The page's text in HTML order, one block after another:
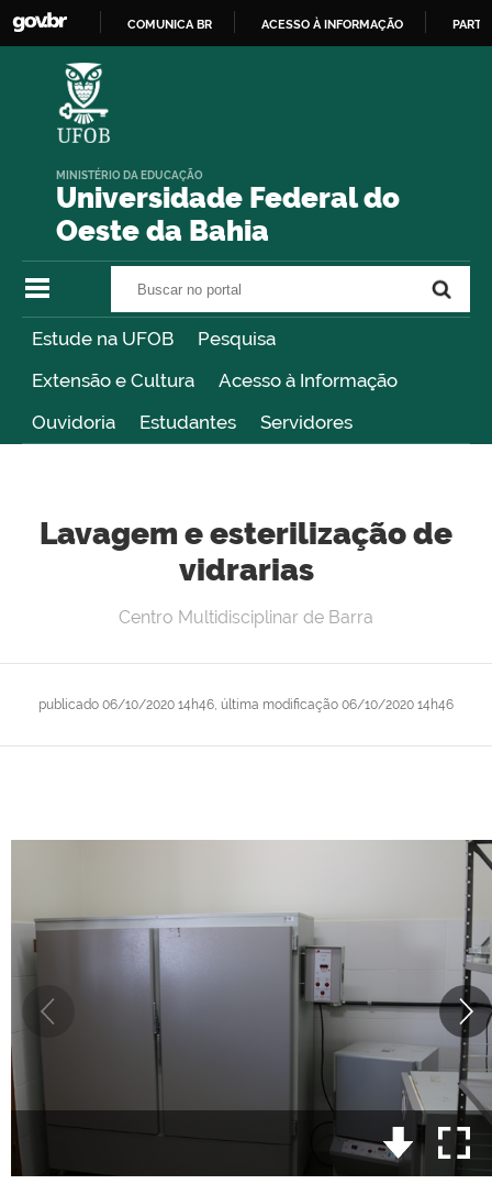
COMUNICA BR ACESSO À INFORMAÇÃO
Universidade Federal do
Oeste da Bahia
MINISTÉRIO DA EDUCAÇÃO
Estude na UFOB
Pesquisa
Extensão e Cultura
Acesso à Informação
Ouvidoria
Estudantes Servidores
Lavagem e esterilização de
vidrarias
publicado 06/10/2020 14h46, última modificação 06/10/2020 14h46
Centro Multidisciplinar de Barra